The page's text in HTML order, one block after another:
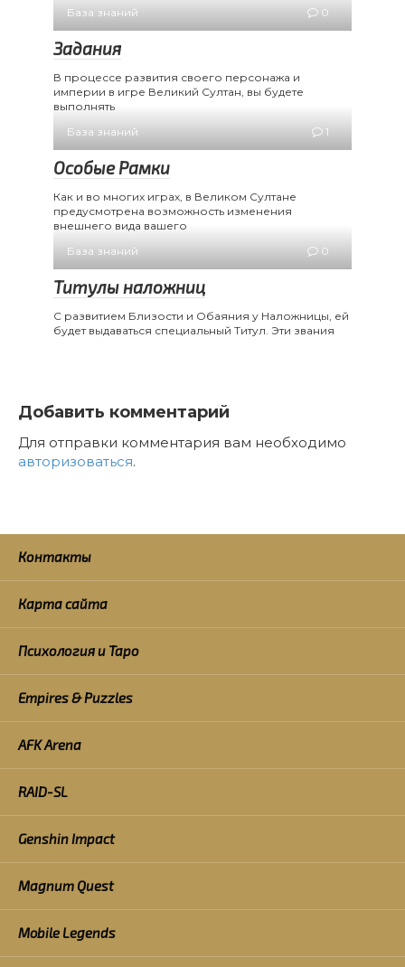
База знаний
0
Задания
В процессе развития своего персонажа и
империи в игре Великий Султан, вы будете
выполнять
База знаний
1
Особые Рамки
Как и во многих играх, в Великом Султане
предусмотрена возможность изменения
внешнего вида вашего
База знаний
0
Титулы наложниц
С развитием Близости и Обаяния у Наложницы, ей
будет выдаваться специальный Титул. Эти звания
Добавить комментарий
Для отправки комментария вам необходимо
авторизоваться.
Контакты
Карта сайта
Психология и Таро
Empires & Puzzles
AFK Arena
RAID-SL
Genshin Impact
Magnum Quest
Mobile Legends